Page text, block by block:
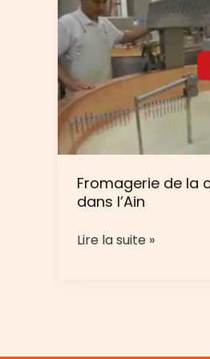
Fromagerie de la
dans l’Ain
Fromagerie
Lire la suite »